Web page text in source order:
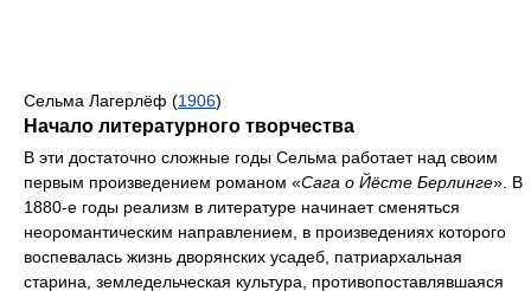
Сельма Лагерлёф (1906)
Начало литературного творчества
В эти достаточно сложные годы Сельма работает над своим
первым произведением романом «Сага о Йёсте Берлинге». В
1880-е годы реализм в литературе начинает сменяться
неоромантическим направлением, в произведениях которого
воспевалась жизнь дворянских усадеб, патриархальная
старина, земледельческая культура, противопоставлявшаяся